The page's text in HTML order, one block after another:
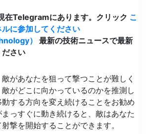
在Telegramにあります。クリック こ
に参加してください
）
最新の技術ニュースで最新
さい
があなたを狙って撃つことが難しく
がどこに向かっているのかを推測し
する方向を変え続けることをお勧め
っすぐに動き続けると、敵はあなた
撃を開始することができます。